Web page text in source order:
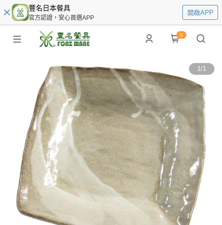
豐名日本餐具
官方認證，安心首選APP
開啟APP
0
1/1